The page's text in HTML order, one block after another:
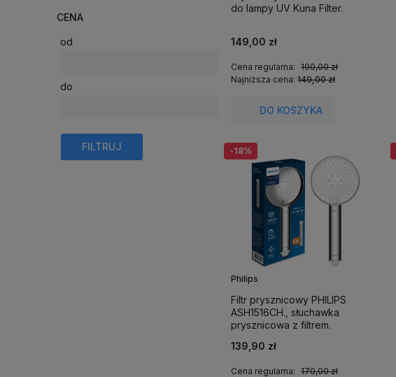
CENA
od
do
FILTRUJ
do lampy UV Kuna Filter.
149,00 zł
Cena regularna: 190,00 zł
Najniższa cena:149,00 zł
DO KOSZYKA
Philips
Filtr prysznicowy PHILIPS
ASH1516CH., słuchawka
prysznicowa z filtrem.
139,90 zł
Cena regularna: 170,00 zł
-18%